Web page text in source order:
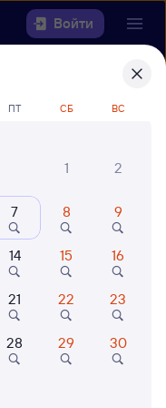
Войти
—
42 млн путешествуют с
ПТ СБ ВС
1
2
7 8 9
14 15 16
21 22 23
28 29 30